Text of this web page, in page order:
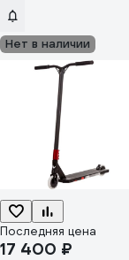
Нет в наличии
Последняя цена
17 400 ₽